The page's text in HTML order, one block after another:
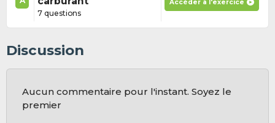
7 questions
Accéder à l'exercice
Discussion
Aucun commentaire pour l'instant. Soyez le
premier